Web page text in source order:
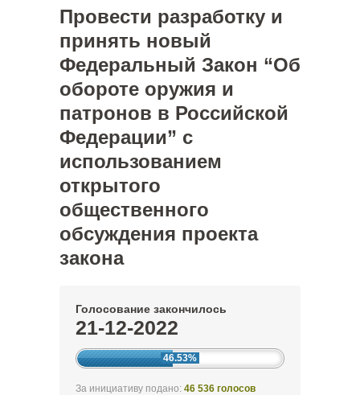
Провести разработку и
принять новый
Федеральный Закон “Об
обороте оружия и
патронов в Российской
Федерации” с
использованием
открытого
общественного
обсуждения проекта
закона
Голосование закончилось
21-12-2022
46.53%
За инициативу подано: 46 536 голосов